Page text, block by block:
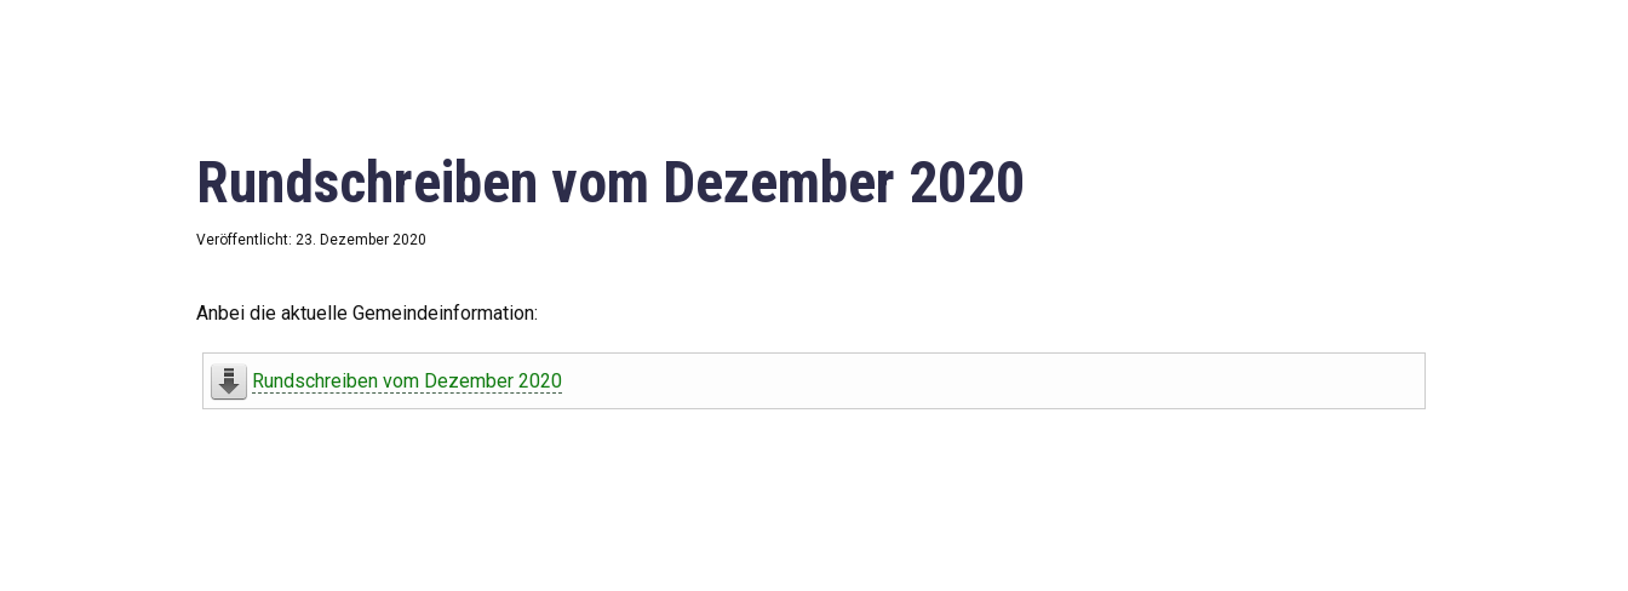
Rundschreiben vom Dezember 2020
Veröffentlicht: 23. Dezember 2020
Anbei die aktuelle Gemeindeinformation:
Rundschreiben vom Dezember 2020